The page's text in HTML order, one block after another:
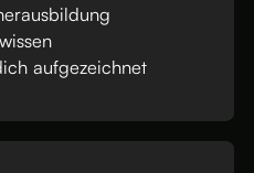
aufgezeichnet